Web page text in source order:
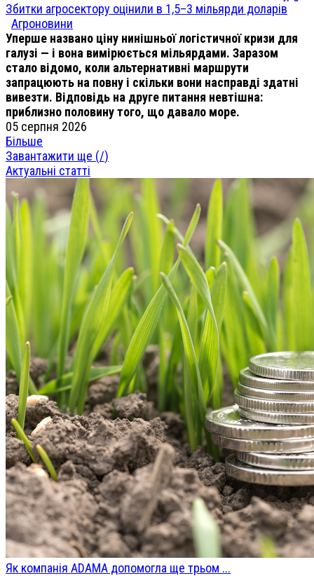
Збитки агросектору оцінили в 1,5–3 мільярди доларів
Агроновини
Уперше названо ціну нинішньої логістичної кризи для
галузі — і вона вимірюється мільярдами. Заразом
стало відомо, коли альтернативні маршрути
запрацюють на повну і скільки вони насправді здатні
вивезти. Відповідь на друге питання невтішна:
приблизно половину того, що давало море.
05 серпня 2026
Більше
Завантажити ще (/)
Актуальні статті
Як компанія ADAMA допомогла ще трьом ...